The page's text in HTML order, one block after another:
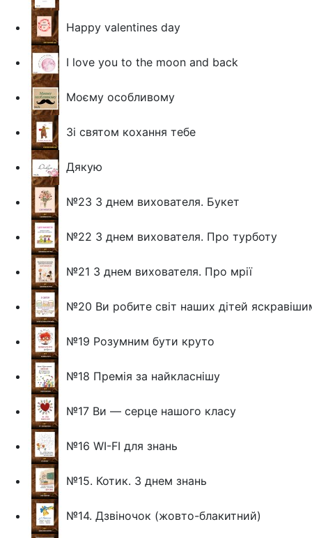
Happy valentines day
I love you to the moon and back
Моєму особливому
Зі святом кохання тебе
Дякую
№23 З днем вихователя. Букет
№22 З днем вихователя. Про турботу
№21 З днем вихователя. Про мрії
№20 Ви робите світ наших дітей
№19 Розумним бути круто
№18 Премія за найкласнішу
№17 Ви — серце нашого класу
№16 WI-FI для знань
№15. Котик. З днем знань
№14. Дзвіночок (жовто-блакитний)